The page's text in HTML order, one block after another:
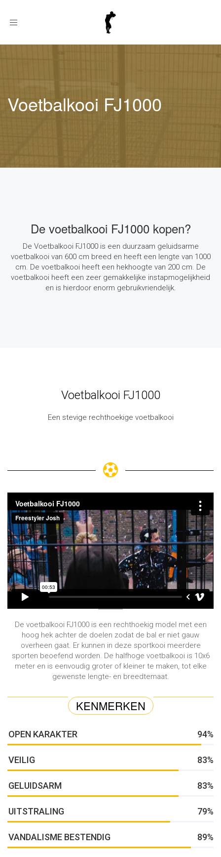
Toggle
Voetbalkooi FJ1000
De voetbalkooi FJ1000 kopen?
De Voetbalkooi FJ1000 is een duurzaam geluidsarme
voetbalkooi van 600 cm breed en heeft een lengte van 1000
cm. De voetbalkooi heeft een hekhoogte van 200 cm. De
voetbalkooi heeft een zeer gemakkelijke instapmogelijkheid
en is hierdoor enorm gebruikvriendelijk.
Voetbalkooi FJ1000
Een stevige rechthoekige voetbalkooi
De voetbalkooi FJ1000 is een rechthoekig model met een
hoog hek achter de doelen zodat de bal er niet gauw
overheen gaat. Er kunnen in deze sportkooi meerdere
sporten beoefend worden. De halfhoge voetbalkooi is 10x6
meter en is eenvoudig groter of kleiner te maken, tot elke
gewenste lengte- en breedtemaat.
KENMERKEN
OPEN KARAKTER 94%
VEILIG 83%
GELUIDSARM 83%
UITSTRALING 79%
VANDALISME BESTENDIG 89%